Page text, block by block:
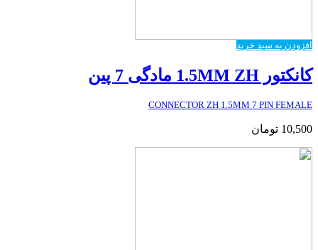
افزودن به سبد خرید
کانکتور 1.5MM ZH مادگی 7 پین
CONNECTOR ZH 1.5MM 7 PIN FEMALE
10,500 تومان